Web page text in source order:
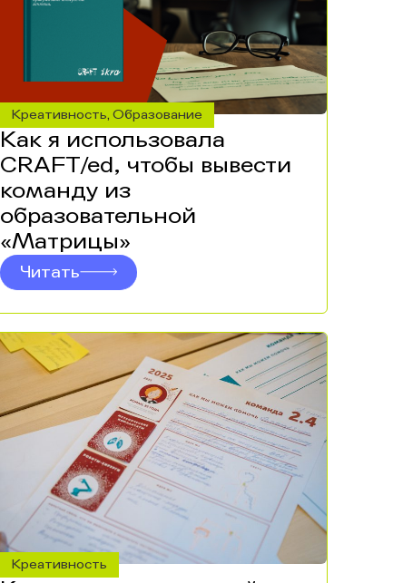
Креативность,Образование
Как я использовала
CRAFT/ed, чтобы вывести
команду из
образовательной
«Матрицы»
Читать
Креативность